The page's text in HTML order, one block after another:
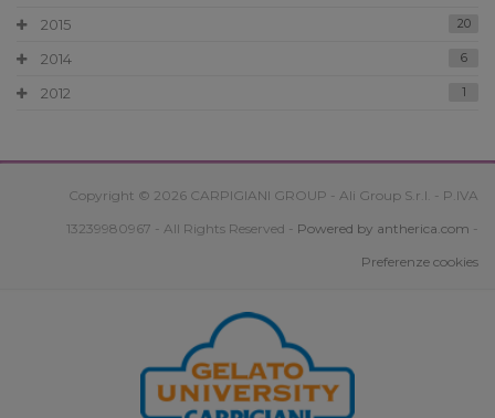
2015 20
2014 6
2012 1
Copyright © 2026 CARPIGIANI GROUP - Ali Group S.r.l. - P.IVA
13239980967 - All Rights Reserved - Powered by antherica.com -
Preferenze cookies